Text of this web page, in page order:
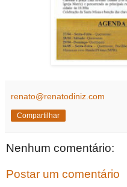
renato@renatodiniz.com
Compartilhar
Nenhum comentário:
Postar um comentário